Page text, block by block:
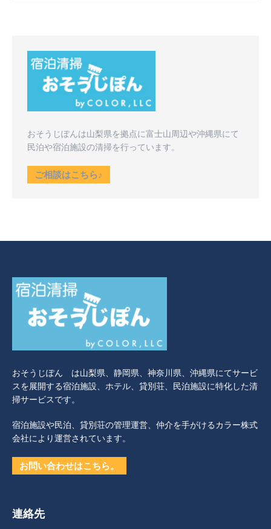
おそうじぽんは山梨県を拠点に富士山周辺や沖縄県にて
民泊や宿泊施設の清掃を行っています。
ご相談はこちら♪
おそうじぽん は山梨県、静岡県、神奈川県、沖縄県にてサービ
スを展開する宿泊施設、ホテル、貸別荘、民泊施設に特化した清
掃サービスです。
宿泊施設や民泊、貸別荘の管理運営、仲介を手がけるカラー株式
会社により運営されています。
お問い合わせはこちら。
連絡先